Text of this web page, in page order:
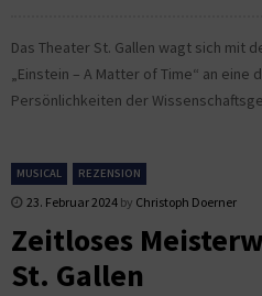
Das Theater St. Gallen wagt sich mit
„Einstein – A Matter of Time“ an eine
Persönlichkeiten der
MUSICAL REZENSION
23. Februar 2024 by Christoph Doerner
Zeitloses
St. Gallen